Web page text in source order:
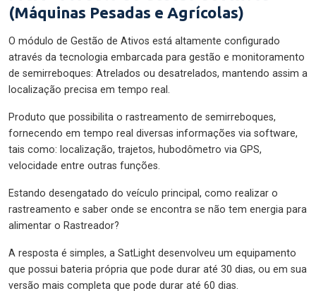
(Máquinas Pesadas e Agrícolas)
O módulo de Gestão de Ativos está altamente configurado
através da tecnologia embarcada para gestão e monitoramento
de semirreboques: Atrelados ou desatrelados, mantendo assim a
localização precisa em tempo real.
Produto que possibilita o rastreamento de semirreboques,
fornecendo em tempo real diversas informações via software,
tais como: localização, trajetos, hubodômetro via GPS,
velocidade entre outras funções.
Estando desengatado do veículo principal, como realizar o
rastreamento e saber onde se encontra se não tem energia para
alimentar o Rastreador?
A resposta é simples, a SatLight desenvolveu um equipamento
que possui bateria própria que pode durar até 30 dias, ou em sua
versão mais completa que pode durar até 60 dias.